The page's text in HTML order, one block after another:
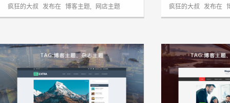
疯狂的大叔 发布在 博客主题, 网店主题 疯狂的大叔 发布在